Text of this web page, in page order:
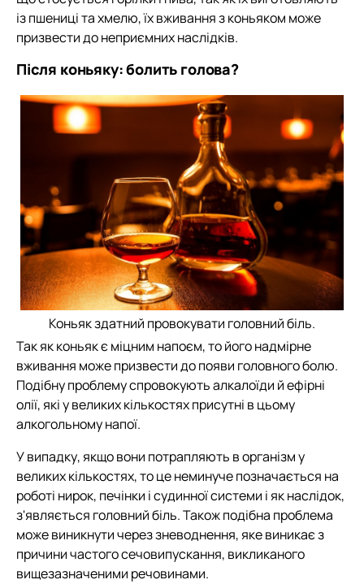
із пшениці та хмелю, їх вживання з коньяком може
призвести до неприємних наслідків.
Після коньяку: болить голова?
Коньяк здатний провокувати головний біль.
Так як коньяк є міцним напоєм, то його надмірне
вживання може призвести до появи головного болю.
Подібну проблему спровокують алкалоїди й ефірні
олії, які у великих кількостях присутні в цьому
алкогольному напої.
У випадку, якщо вони потрапляють в організм у
великих кількостях, то це неминуче позначається на
роботі нирок, печінки і судинної системи і як наслідок,
з'являється головний біль. Також подібна проблема
може виникнути через зневоднення, яке виникає з
причини частого сечовипускання, викликаного
вищезазначеними речовинами.